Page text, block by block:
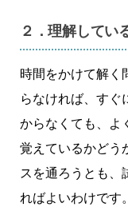
２．理解してい
時間をかけて解く
らなければ、すぐ
からなくても、よ
覚えているかどう
スを通ろうとも、
ればよいわけです。